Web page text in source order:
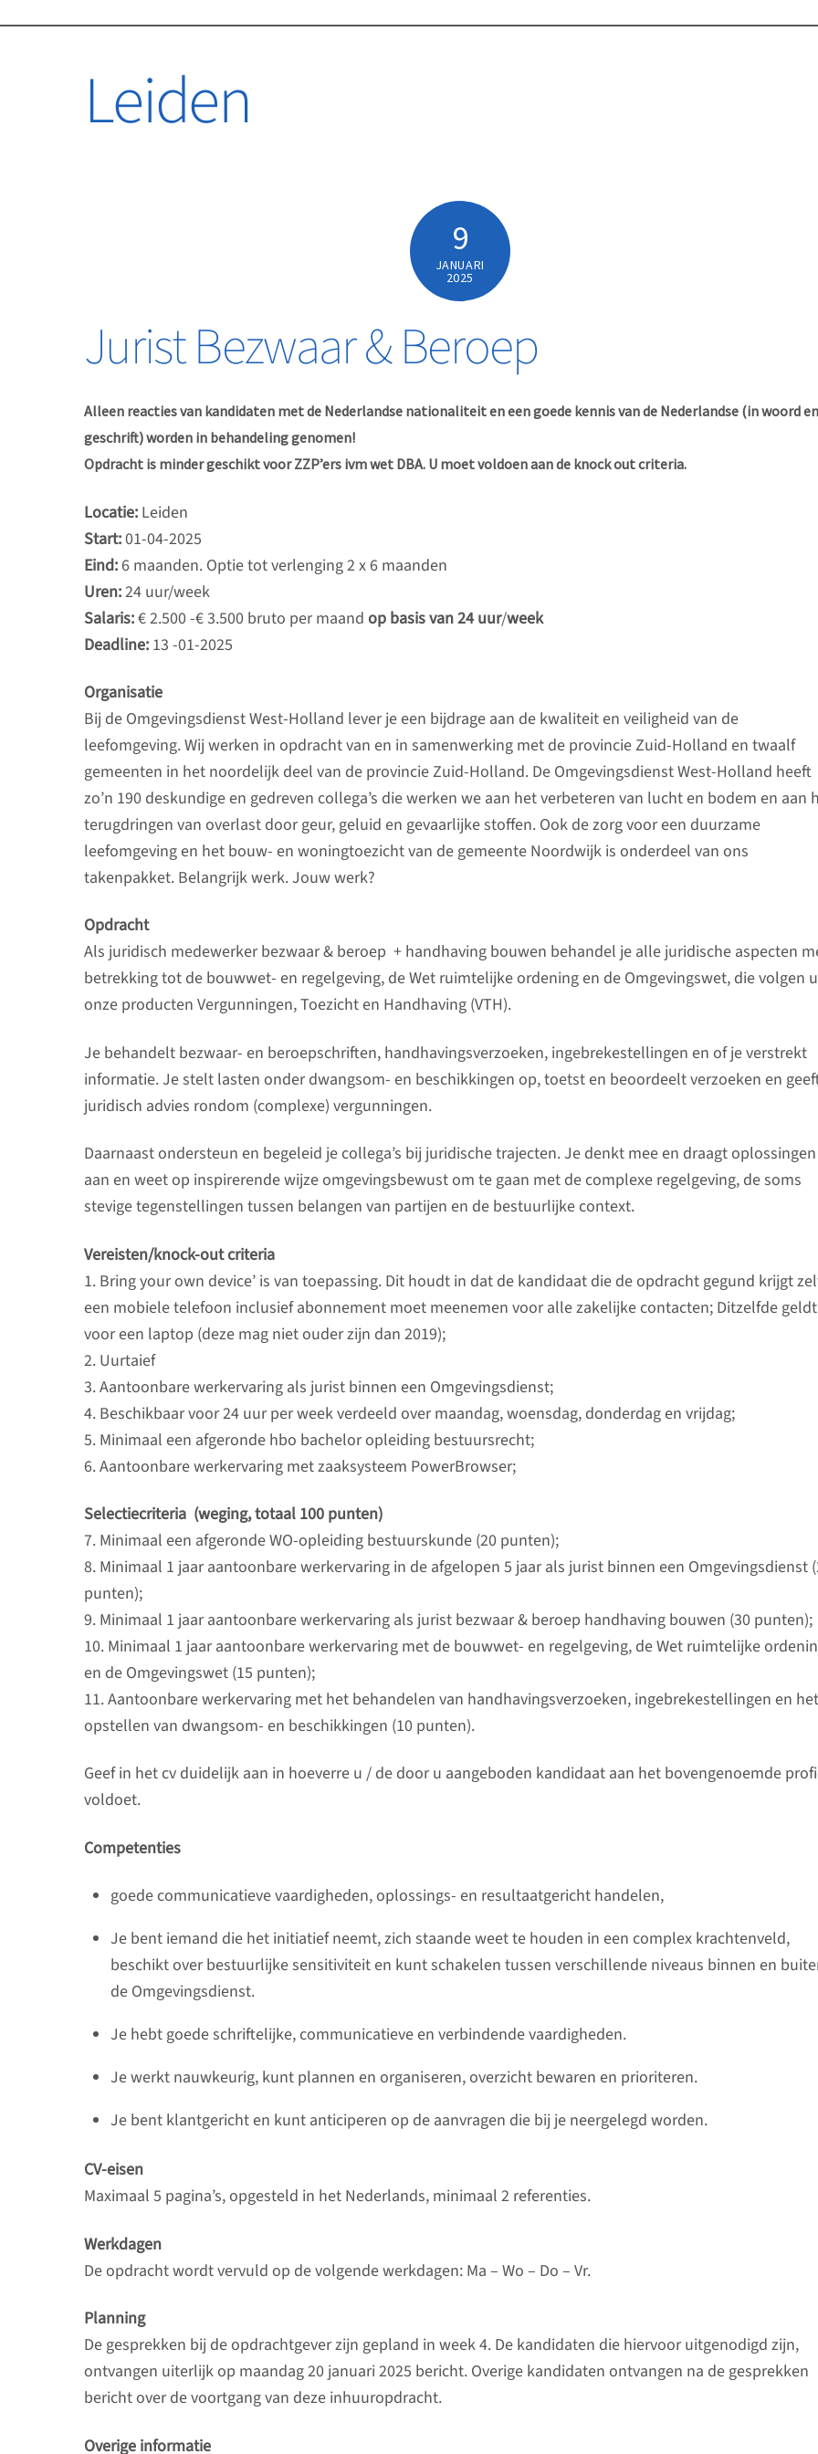
Leiden
9
JANUARI
2025
Jurist Bezwaar & Beroep
Alleen reacties van kandidaten met de Nederlandse nationaliteit en een goede kennis van de Nederlandse (in woord en
geschrift) worden in behandeling genomen!
Opdracht is minder geschikt voor ZZP’ers ivm wet DBA. U moet voldoen aan de knock out criteria.
Locatie: Leiden
Start:01-04-2025
Eind: 6 maanden. Optie tot verlenging 2 x 6 maanden
Uren:24 uur/week
Salaris:€ 2.500 -€ 3.500 bruto per maand op basis van 24 uur/week
Deadline: 13 -01-2025
Organisatie
Bij de Omgevingsdienst West-Holland lever je een bijdrage aan de kwaliteit en veiligheid van de
leefomgeving. Wij werken in opdracht van en in samenwerking met de provincie Zuid-Holland en twaalf
gemeenten in het noordelijk deel van de provincie Zuid-Holland. De Omgevingsdienst West-Holland heeft
zo’n 190 deskundige en gedreven collega’s die werken we aan het verbeteren van lucht en bodem en aan
terugdringen van overlast door geur, geluid en gevaarlijke stoffen. Ook de zorg voor een duurzame
leefomgeving en het bouw- en woningtoezicht van de gemeente Noordwijk is onderdeel van ons
takenpakket. Belangrijk werk. Jouw werk?
Opdracht
Als juridisch medewerker bezwaar & beroep + handhaving bouwen behandel je alle juridische aspecten
betrekking tot de bouwwet- en regelgeving, de Wet ruimtelijke ordening en de Omgevingswet, die volgen
onze producten Vergunningen, Toezicht en Handhaving (VTH).
Je behandelt bezwaar- en beroepschriften, handhavingsverzoeken, ingebrekestellingen en of je verstrekt
informatie. Je stelt lasten onder dwangsom- en beschikkingen op, toetst en beoordeelt verzoeken en
juridisch advies rondom (complexe) vergunningen.
Daarnaast ondersteun en begeleid je collega’s bij juridische trajecten. Je denkt mee en draagt oplossingen
aan en weet op inspirerende wijze omgevingsbewust om te gaan met de complexe regelgeving, de soms
stevige tegenstellingen tussen belangen van partijen en de bestuurlijke context.
Vereisten/knock-out criteria
1. Bring your own device’ is van toepassing. Dit houdt in dat de kandidaat die de opdracht gegund krijgt
een mobiele telefoon inclusief abonnement moet meenemen voor alle zakelijke contacten; Ditzelfde geldt
voor een laptop (deze mag niet ouder zijn dan 2019);
2. Uurtaief
3. Aantoonbare werkervaring als jurist binnen een Omgevingsdienst;
4. Beschikbaar voor 24 uur per week verdeeld over maandag, woensdag, donderdag en vrijdag;
5. Minimaal een afgeronde hbo bachelor opleiding bestuursrecht;
6. Aantoonbare werkervaring met zaaksysteem PowerBrowser;
Selectiecriteria (weging, totaal 100 punten)
7. Minimaal een afgeronde WO-opleiding bestuurskunde (20 punten);
8. Minimaal 1 jaar aantoonbare werkervaring in de afgelopen 5 jaar als jurist binnen een Omgevingsdienst
punten);
9. Minimaal 1 jaar aantoonbare werkervaring als jurist bezwaar & beroep handhaving bouwen (30 punten);
10. Minimaal 1 jaar aantoonbare werkervaring met de bouwwet- en regelgeving, de Wet ruimtelijke
en de Omgevingswet (15 punten);
11. Aantoonbare werkervaring met het behandelen van handhavingsverzoeken, ingebrekestellingen en het
opstellen van dwangsom- en beschikkingen (10 punten).
Geef in het cv duidelijk aan in hoeverre u / de door u aangeboden kandidaat aan het bovengenoemde
voldoet.
Competenties
goede communicatieve vaardigheden, oplossings- en resultaatgericht handelen,
Je bent iemand die het initiatief neemt, zich staande weet te houden in een complex krachtenveld,
beschikt over bestuurlijke sensitiviteit en kunt schakelen tussen verschillende niveaus binnen en
de Omgevingsdienst.
Je hebt goede schriftelijke, communicatieve en verbindende vaardigheden.
Je werkt nauwkeurig, kunt plannen en organiseren, overzicht bewaren en prioriteren.
Je bent klantgericht en kunt anticiperen op de aanvragen die bij je neergelegd worden.
CV-eisen
Maximaal 5 pagina’s, opgesteld in het Nederlands, minimaal 2 referenties.
Werkdagen
De opdracht wordt vervuld op de volgende werkdagen: Ma – Wo – Do – Vr.
Planning
De gesprekken bij de opdrachtgever zijn gepland in week 4. De kandidaten die hiervoor uitgenodigd zijn,
ontvangen uiterlijk op maandag 20 januari 2025 bericht. Overige kandidaten ontvangen na de gesprekken
bericht over de voortgang van deze inhuuropdracht.
Overige informatie